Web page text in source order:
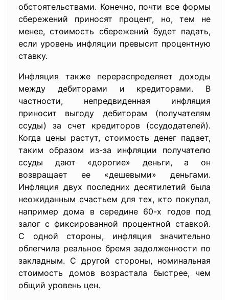
обстоятельствами. Конечно, почти все формы
сбережений приносят процент, но, тем не
менее, стоимость сбережений будет падать,
если уровень инфляции превысит процентную
ставку.
Инфляция также перераспределяет доходы
между дебиторами и кредиторами. В
частности, непредвиденная инфляция
приносит выгоду дебиторам (получателям
ссуды) за счет кредиторов (ссудодателей).
Когда цены растут, стоимость денег падает,
таким образом из-за инфляции получателю
ссуды дают «дорогие» деньги, а он
возвращает ее «дешевыми» деньгами.
Инфляция двух последних десятилетий была
неожиданным счастьем для тех, кто покупал,
например дома в середине 60-х годов под
залог с фиксированной процентной ставкой.
С одной стороны, инфляция значительно
облегчила реальное бремя задолженности по
закладным. С другой стороны, номинальная
стоимость домов возрастала быстрее, чем
общий уровень цен.